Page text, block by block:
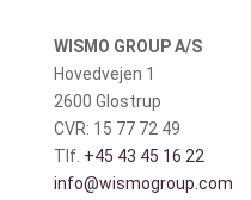
WISMO GROUP A/S
Hovedvejen 1
2600 Glostrup
CVR: 15 77 72 49
Tlf. +45 43 45 16 22
info@wismogroup.com